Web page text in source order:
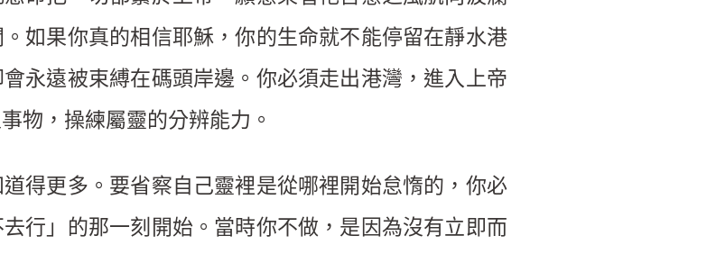
如果你真的相信耶穌，你的生命就不能停留在靜水港
永遠被束縛在碼頭岸邊。你必須走出港灣，進入上帝
物，操練屬靈的分辨能力。
得更多。要省察自己靈裡是從哪裡開始怠惰的，你必
行」的那一刻開始。當時你不做，是因為沒有立即而